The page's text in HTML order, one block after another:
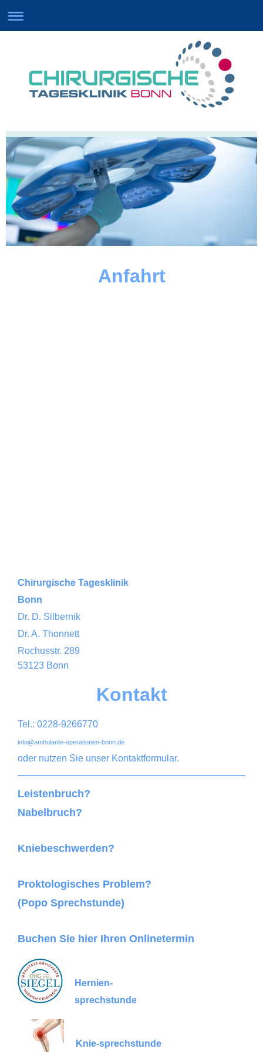
Anfahrt
Chirurgische Tagesklinik
Bonn
Dr. D. Silbernik
Dr. A. Thonnett
Rochusstr. 289
53123 Bonn
Kontakt
Tel.: 0228-9266770
info@ambulante-operationen-bonn.de
oder nutzen Sie unser Kontaktformular.
Leistenbruch?
Nabelbruch?
Kniebeschwerden?
Proktologisches Problem?
(Popo Sprechstunde)
Buchen Sie hier Ihren Onlinetermin
Hernien-
sprechstunde
Knie-sprechstunde